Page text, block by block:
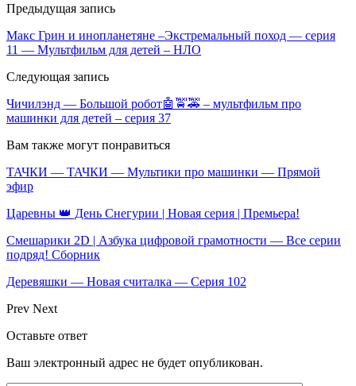
Предыдущая запись
Макс Грин и инопланетяне –Экстремальный поход — серия
11 — Мультфильм для детей – НЛО
Следующая запись
Чичилэнд — Большой робот🤖🚖🚕 – мультфильм про
машинки для детей – серия 37
Вам также могут понравиться
ТАЧКИ — ТАЧКИ — Мультики про машинки — Прямой
эфир
Царевны 👑 День Снегурии | Новая серия | Премьера!
Смешарики 2D | Азбука цифровой грамотности — Все серии
подряд! Сборник
Деревяшки — Новая считалка — Серия 102
Prev Next
Оставьте ответ
Ваш электронный адрес не будет опубликован.